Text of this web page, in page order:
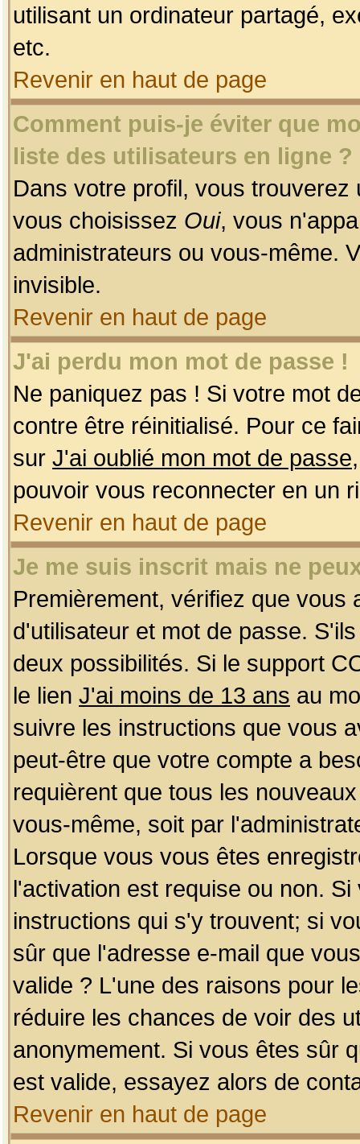
utilisant un ordinateur partagé,
etc.
Revenir en haut de page
Comment puis-je éviter que
liste des utilisateurs en ligne ?
Dans votre profil, vous
vous choisissez Oui, vous
administrateurs ou vous-même.
invisible.
Revenir en haut de page
J'ai perdu mon mot de passe !
Ne paniquez pas ! Si votre mot
contre être réinitialisé. Pour ce
sur J'ai oublié mon mot de passe
pouvoir vous reconnecter en un
Revenir en haut de page
Je me suis inscrit mais ne
Premièrement, vérifiez que
d'utilisateur et mot de passe.
deux possibilités. Si le support
le lien J'ai moins de 13 ans au
suivre les instructions que vous
peut-être que votre compte a
requièrent que tous les
vous-même, soit par
Lorsque vous vous êtes
l'activation est requise ou non.
instructions qui s'y trouvent; si
sûr que l'adresse e-mail que
valide ? L'une des raisons pour
réduire les chances de voir des
anonymement. Si vous êtes sûr
est valide, essayez alors de
Revenir en haut de page